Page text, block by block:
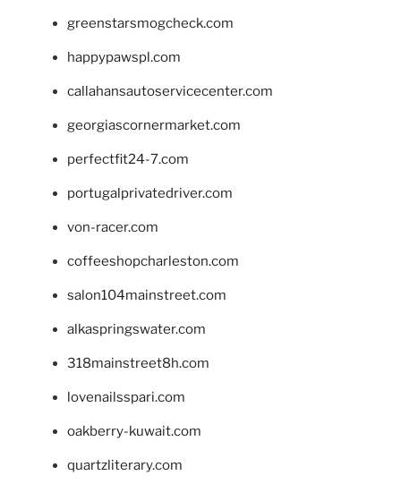
greenstarsmogcheck.com
happypawspl.com
callahansautoservicecenter.com
georgiascornermarket.com
perfectfit24-7.com
portugalprivatedriver.com
von-racer.com
coffeeshopcharleston.com
salon104mainstreet.com
alkaspringswater.com
318mainstreet8h.com
lovenailsspari.com
oakberry-kuwait.com
quartzliterary.com